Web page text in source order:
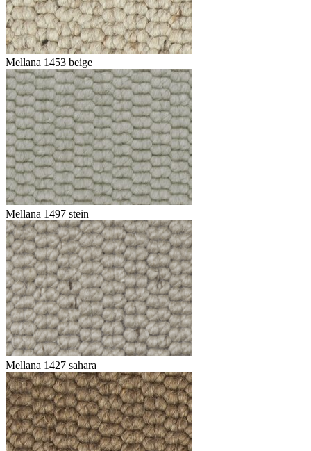
Mellana 1453 beige
Mellana 1497 stein
Mellana 1427 sahara